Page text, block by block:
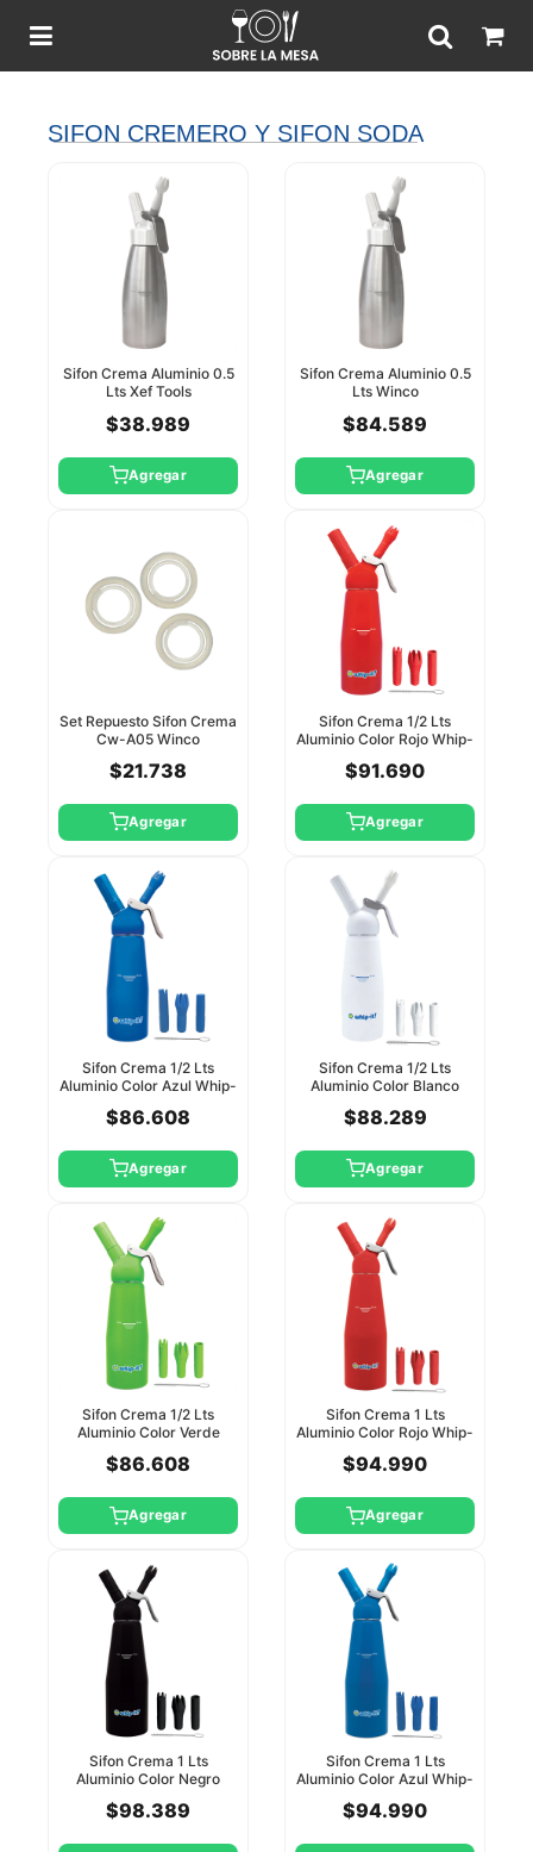
SIFON CREMERO Y SIFON SODA
Sifon Crema Aluminio 0.5
Lts Xef Tools
$38.989
Agregar
Sifon Crema Aluminio 0.5
Lts Winco
$84.589
Agregar
Set Repuesto Sifon Crema
Cw-A05 Winco
$21.738
Agregar
Sifon Crema 1/2 Lts
Aluminio Color Rojo Whip-
$91.690
Agregar
Sifon Crema 1/2 Lts
Aluminio Color Azul Whip-
$86.608
Agregar
Sifon Crema 1/2 Lts
Aluminio Color Blanco
$88.289
Agregar
Sifon Crema 1/2 Lts
Aluminio Color Verde
$86.608
Agregar
Sifon Crema 1 Lts
Aluminio Color Rojo Whip-
$94.990
Agregar
Sifon Crema 1 Lts
Aluminio Color Negro
$98.389
Sifon Crema 1 Lts
Aluminio Color Azul Whip-
$94.990